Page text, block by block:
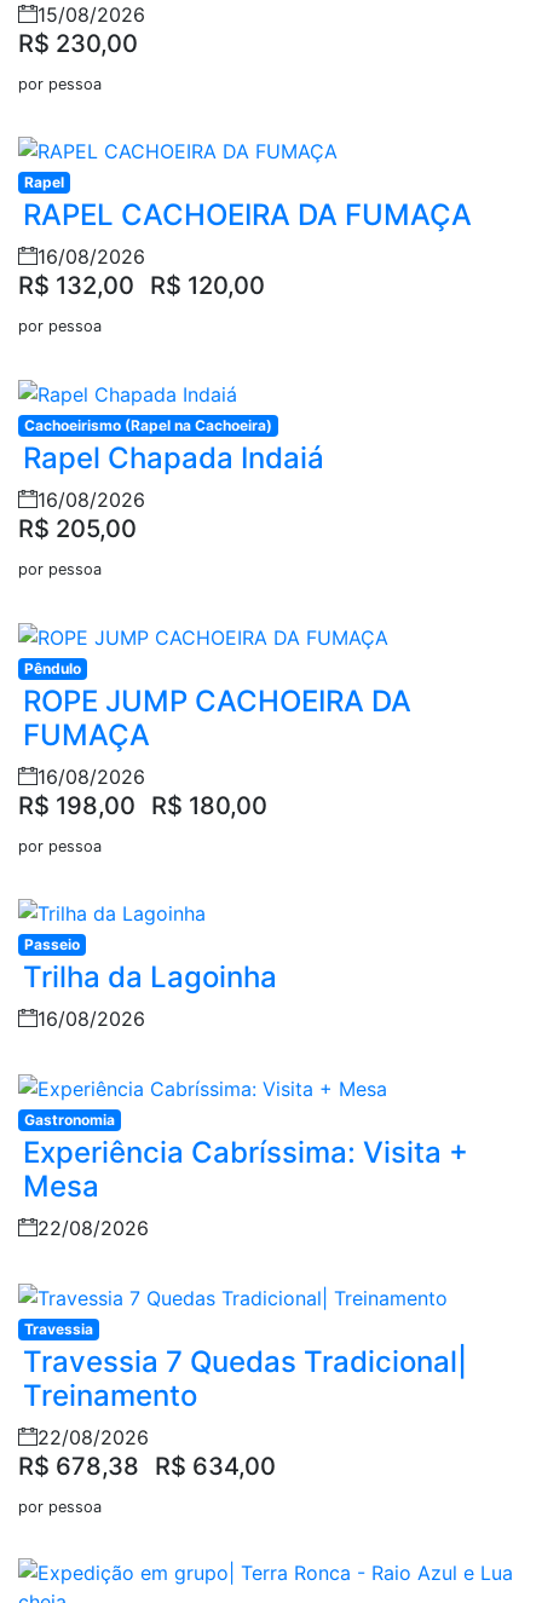
15/08/2026
R$ 230,00
por pessoa
Rapel
RAPEL CACHOEIRA DA FUMAÇA
16/08/2026
R$ 132,00 R$ 120,00
por pessoa
Cachoeirismo (Rapel na Cachoeira)
Rapel Chapada Indaiá
16/08/2026
R$ 205,00
por pessoa
Pêndulo
ROPE JUMP CACHOEIRA DA
FUMAÇA
16/08/2026
R$ 198,00 R$ 180,00
por pessoa
Passeio
Trilha da Lagoinha
16/08/2026
Gastronomia
Experiência Cabríssima: Visita +
Mesa
22/08/2026
Travessia
Travessia 7 Quedas Tradicional|
Treinamento
22/08/2026
R$ 678,38 R$ 634,00
por pessoa